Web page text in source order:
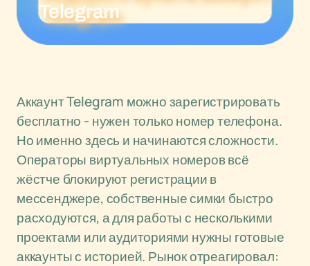
Telegram
Аккаунт Telegram можно зарегистрировать
бесплатно - нужен только номер телефона.
Но именно здесь и начинаются сложности.
Операторы виртуальных номеров всё
жёстче блокируют регистрации в
мессенджере, собственные симки быстро
расходуются, а для работы с несколькими
проектами или аудиториями нужны готовые
аккаунты с историей. Рынок отреагировал: